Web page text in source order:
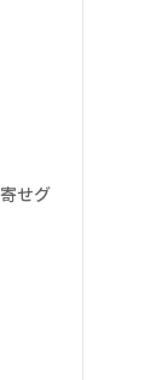
せグ